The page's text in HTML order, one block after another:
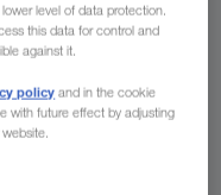
level of data protection.
this data for control and
against it.
policy and in the cookie
with future effect by adjusting